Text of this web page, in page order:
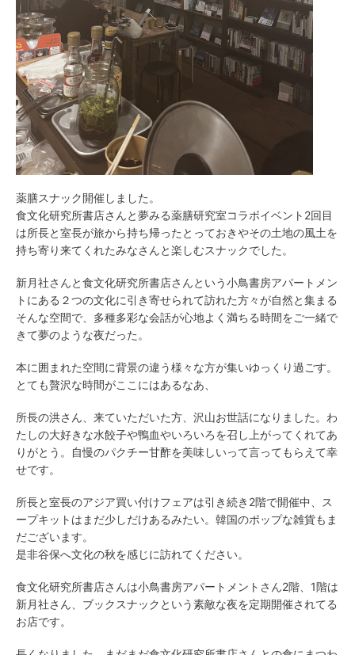
薬膳スナック開催しました。
食文化研究所書店さんと夢みる薬膳研究室コラボイベント2回目
は所長と室長が旅から持ち帰ったとっておきやその土地の風土を
持ち寄り来てくれたみなさんと楽しむスナックでした。
新月社さんと食文化研究所書店さんという小鳥書房アパートメン
トにある２つの文化に引き寄せられて訪れた方々が自然と集まる
そんな空間で、多種多彩な会話が心地よく満ちる時間をご一緒で
きて夢のような夜だった。
本に囲まれた空間に背景の違う様々な方が集いゆっくり過ごす。
とても贅沢な時間がここにはあるなあ、
所長の洪さん、来ていただいた方、沢山お世話になりました。わ
たしの大好きな水餃子や鴨血やいろいろを召し上がってくれてあ
りがとう。自慢のパクチー甘酢を美味しいって言ってもらえて幸
せです。
所長と室長のアジア買い付けフェアは引き続き2階で開催中、ス
ープキットはまだ少しだけあるみたい。韓国のポップな雑貨もま
だございます。
是非谷保へ文化の秋を感じに訪れてください。
食文化研究所書店さんは小鳥書房アパートメント さん2階、1階は
新月社さん、ブックスナックという素敵な夜を定期開催されてる
お店です。